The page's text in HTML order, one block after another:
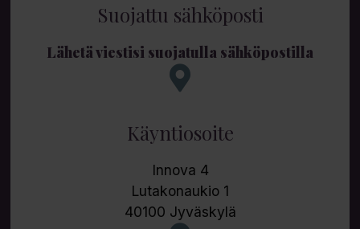
Suojattu sähköposti
Lähetä viestisi suojatulla sähköpostilla
Käyntiosoite
Innova 4
Lutakonaukio 1
40100 Jyväskylä